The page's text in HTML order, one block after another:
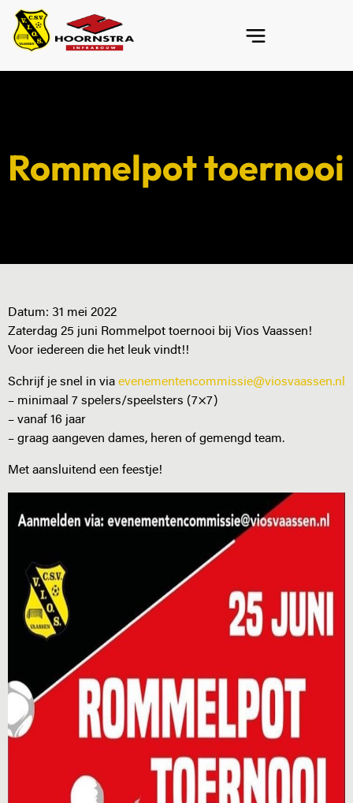
Rommelpot toernooi
Datum: 31 mei 2022
Zaterdag 25 juni Rommelpot toernooi bij Vios Vaassen!
Voor iedereen die het leuk vindt!!
Schrijf je snel in via evenementencommissie@viosvaassen.nl
– minimaal 7 spelers/speelsters (7×7)
– vanaf 16 jaar
– graag aangeven dames, heren of gemengd team.
Met aansluitend een feestje!